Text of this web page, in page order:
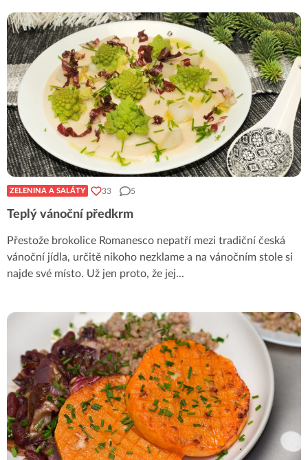
ZELENINA A SALÁTY 33 5
Teplý vánoční předkrm
Přestože brokolice Romanesco nepatří mezi tradiční česká
vánoční jídla, určitě nikoho nezklame a na vánočním stole si
najde své místo. Už jen proto, že jej...